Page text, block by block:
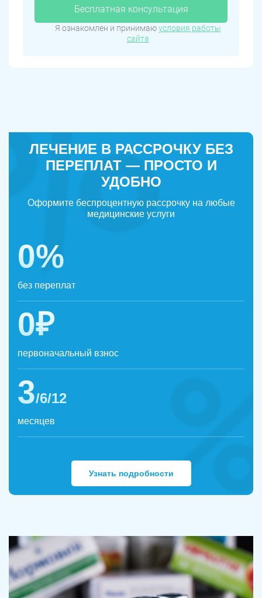
Бесплатная консультация
Я ознакомлен и принимаюусловия работы
сайта
ЛЕЧЕНИЕ В РАССРОЧКУ БЕЗ
ПЕРЕПЛАТ — ПРОСТО И
УДОБНО
Оформите беспроцентную рассрочку на любые
медицинские услуги
0%
без переплат
0₽
первоначальный взнос
3/6/12
месяцев
Узнать подробности